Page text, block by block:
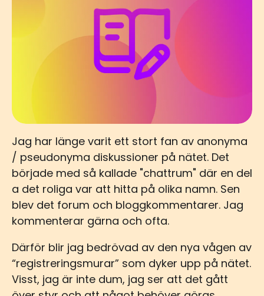
Jag har länge varit ett stort fan av anonyma
/ pseudonyma diskussioner på nätet. Det
började med så kallade "chattrum" där en del
a det roliga var att hitta på olika namn. Sen
blev det forum och bloggkommentarer. Jag
kommenterar gärna och ofta.
Därför blir jag bedrövad av den nya vågen av
“registreringsmurar” som dyker upp på nätet.
Visst, jag är inte dum, jag ser att det gått